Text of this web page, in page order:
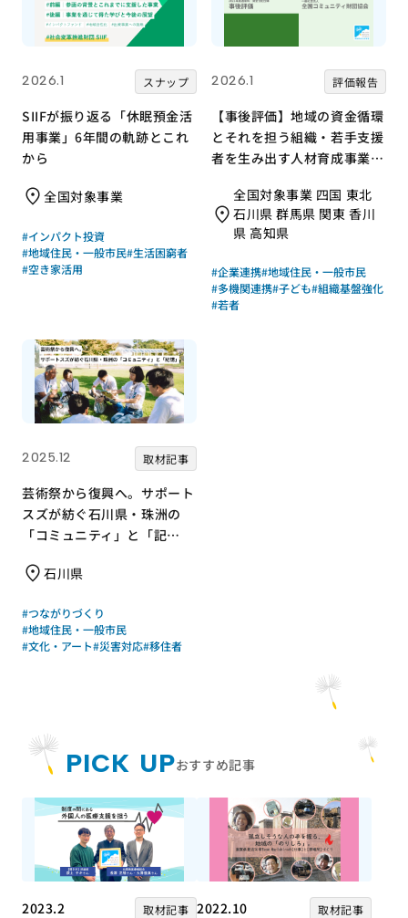
PICK UPおすすめ記事
2023.2 取材記事 2022.10 取材記事
2026.1 スナップ
SIIFが振り返る「休眠預金活
用事業」6年間の軌跡とこれ
から
全国対象事業
#インパクト投資
#地域住民・一般市民#生活困窮者
#空き家活用
2026.1 評価報告
【事後評価】地域の資金循環
とそれを担う組織・若手支援
者を生み出す人材育成事業｜
［21年度通常枠］
全国対象事業 四国 東北
石川県 群馬県 関東 香川
県 高知県
#企業連携#地域住民・一般市民
#多機関連携#子ども#組織基盤強化
#若者
2025.12 取材記事
芸術祭から復興へ。サポート
スズが紡ぐ石川県・珠洲の
「コミュニティ」と「記
石川県
#つながりづくり
#地域住民・一般市民
#文化・アート#災害対応#移住者